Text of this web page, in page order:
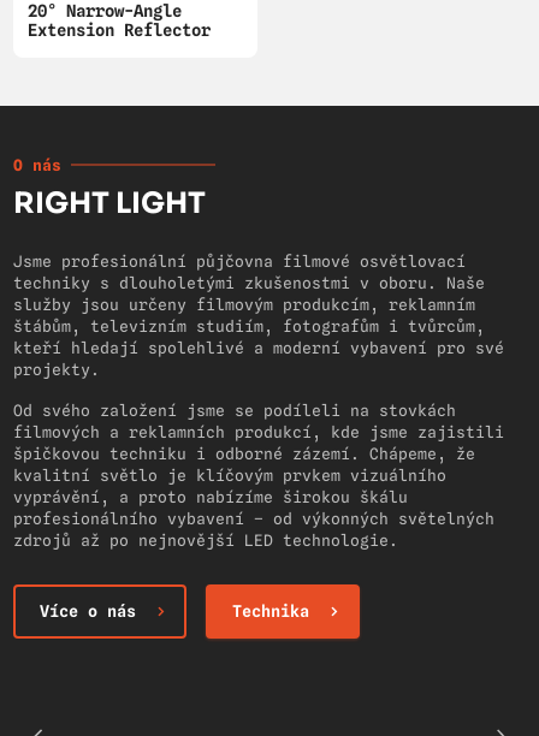
20° Narrow-Angle
Extension Reflector
O nás
RIGHT LIGHT
Jsme profesionální půjčovna filmové osvětlovací
techniky s dlouholetými zkušenostmi v oboru. Naše
služby jsou určeny filmovým produkcím, reklamním
štábům, televizním studiím, fotografům i tvůrcům,
kteří hledají spolehlivé a moderní vybavení pro své
projekty.
Od svého založení jsme se podíleli na stovkách
filmových a reklamních produkcí, kde jsme zajistili
špičkovou techniku i odborné zázemí. Chápeme, že
kvalitní světlo je klíčovým prvkem vizuálního
vyprávění, a proto nabízíme širokou škálu
profesionálního vybavení – od výkonných světelných
zdrojů až po nejnovější LED technologie.
Více o nás Technika